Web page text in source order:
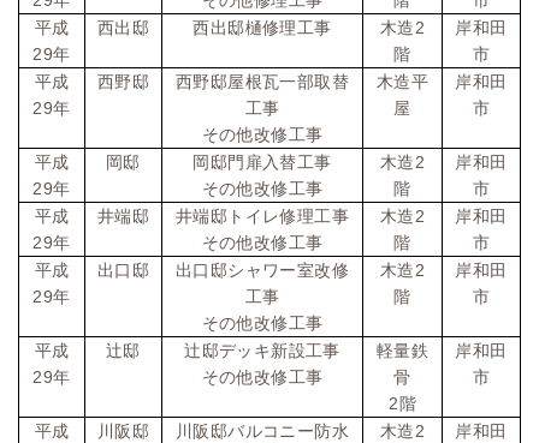
平成
29年
西出邸 西出邸樋修理工事 木造2
階
岸和田
市
平成
29年
西野邸
西野邸屋根瓦一部取替
工事
その他改修工事
木造平
屋
岸和田
市
平成
29年
岡邸
岡邸門扉入替工事
その他改修工事
木造2
階
岸和田
市
平成
29年
井端邸
井端邸トイレ修理工事
その他改修工事
木造2
階
岸和田
市
平成
29年
出口邸
出口邸シャワー室改修
工事
その他改修工事
木造2
階
岸和田
市
平成
29年
辻邸
辻邸デッキ新設工事
その他改修工事
軽量鉄
骨
2 階
岸和田
市
平成 川阪邸
川阪邸バルコニー防水
木造2
岸和田